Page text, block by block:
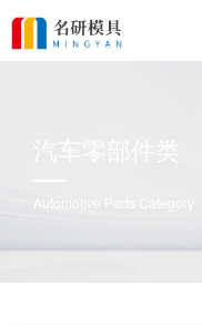
Automotive Parts Category